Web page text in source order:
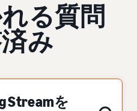
る質問
み
Streamを